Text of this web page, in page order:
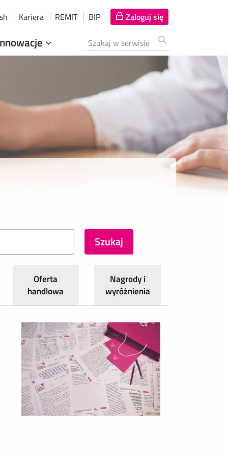
Szukana fraza
Zaloguj się
Kariera REMIT BIP
Oferta
handlowa
Nagrody i
wyróżnienia